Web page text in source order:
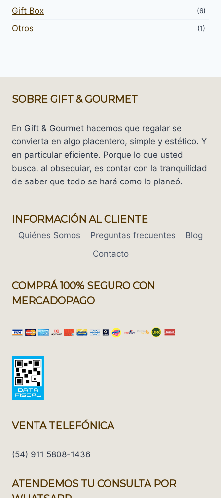
Gift Box (6)
Otros (1)
SOBRE GIFT & GOURMET
En Gift & Gourmet hacemos que regalar se
convierta en algo placentero, simple y estético. Y
en particular eficiente. Porque lo que usted
busca, al obsequiar, es contar con la tranquilidad
de saber que todo se hará como lo planeó.
INFORMACIÓN AL CLIENTE
Quiénes Somos Preguntas frecuentes
Blog
Contacto
COMPRÁ 100% SEGURO CON
MERCADOPAGO
VENTA TELEFÓNICA
(54) 911 5808-1436
ATENDEMOS TU CONSULTA POR